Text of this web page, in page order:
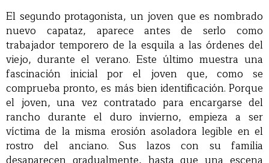
El segundo protagonista, un joven que es nombrado
nuevo capataz, aparece antes de serlo como
trabajador temporero de la esquila a las órdenes del
viejo, durante el verano. Este último muestra una
fascinación inicial por el joven que, como se
comprueba pronto, es más bien identificación. Porque
el joven, una vez contratado para encargarse del
rancho durante el duro invierno, empieza a ser
víctima de la misma erosión asoladora legible en el
rostro del anciano. Sus lazos con su familia